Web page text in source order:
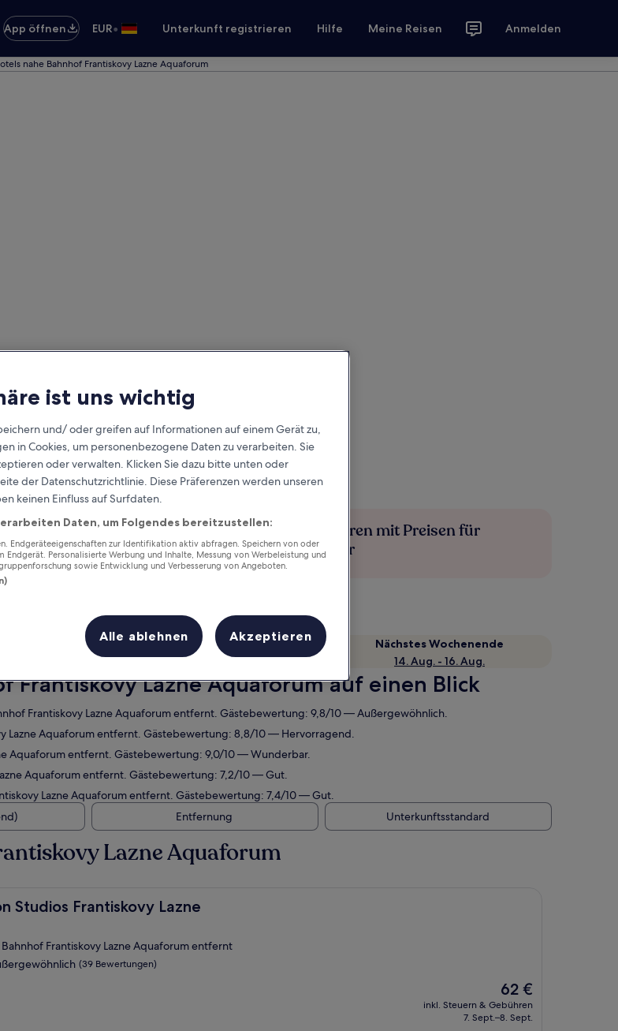
App öffnen EUR• Unterkunft registrieren Hilfe Meine Reisen Anmelden
nahe Bahnhof Frantiskovy Lazne Aquaforum
Prämien für jede
Übernachtung
Mehr sparen mit Preisen für
Mitglieder
Dieses Wochenende
7. Aug. - 9. Aug.
Nächstes Wochenende
14. Aug. - 16. Aug.
Frantiskovy Lazne Aquaforum auf einen Blick
Frantiskovy Lazne Aquaforum entfernt. Gästebewertung: 9,8/10 — Außergewöhnlich.
Lazne Aquaforum entfernt. Gästebewertung: 8,8/10 — Hervorragend.
Aquaforum entfernt. Gästebewertung: 9,0/10 — Wunderbar.
Aquaforum entfernt. Gästebewertung: 7,2/10 — Gut.
Lazne Aquaforum entfernt. Gästebewertung: 7,4/10 — Gut.
Entfernung Unterkunftsstandard
Lazne Aquaforum
Studios Frantiskovy Lazne
Frantiskovy Lazne
Bahnhof Frantiskovy Lazne Aquaforum entfernt
(39 Bewertungen)
Der
Preis
beträgt
62 €
inkl. Steuern & Gebühren
7. Sept.–8. Sept.
ist uns wichtig
und/ oder greifen auf Informationen auf einem Gerät zu,
in Cookies, um personenbezogene Daten zu verarbeiten. Sie
oder verwalten. Klicken Sie dazu bitte unten oder
der Datenschutzrichtlinie. Diese Präferenzen werden unseren
keinen Einfluss auf Surfdaten.
Daten, um Folgendes bereitzustellen:
Endgeräteeigenschaften zur Identifikation aktiv abfragen. Speichern von oder
Personalisierte Werbung und Inhalte, Messung von Werbeleistung und
sowie Entwicklung und Verbesserung von Angeboten.
Alle ablehnen Akzeptieren